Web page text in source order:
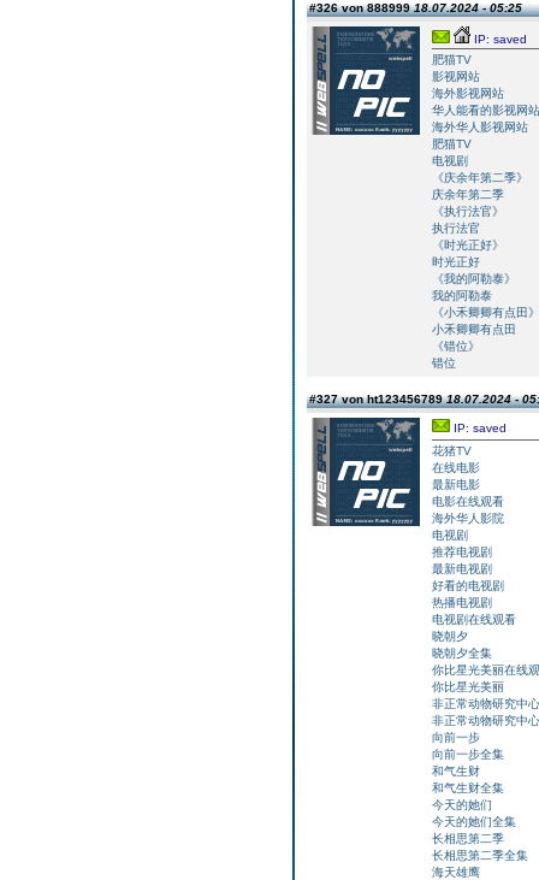
#326 von 88899918.07.2024 - 05:25
IP: saved
肥猫TV
影视网站
海外影视网站
华人能看的影视网站
海外华人影视网站
肥猫TV
电视剧
《庆余年第二季》
庆余年第二季
《执行法官》
执行法官
《时光正好》
时光正好
《我的阿勒泰》
我的阿勒泰
《小禾卿卿有点田》
小禾卿卿有点田
《错位》
错位
#327 von ht12345678918.07.2024 -
IP: saved
花猪TV
在线电影
最新电影
电影在线观看
海外华人影院
电视剧
推荐电视剧
最新电视剧
好看的电视剧
热播电视剧
电视剧在线观看
晓朝夕
晓朝夕全集
你比星光美丽在线
你比星光美丽
非正常动物研究中心
非正常动物研究中
向前一步
向前一步全集
和气生财
和气生财全集
今天的她们
今天的她们全集
长相思第二季
长相思第二季全集
海天雄鹰